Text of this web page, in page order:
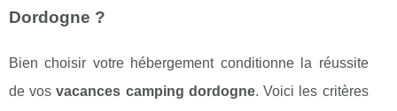
Dordogne ?
Bien choisir votre hébergement conditionne la réussite
de vosvacances camping dordogne. Voici les critères